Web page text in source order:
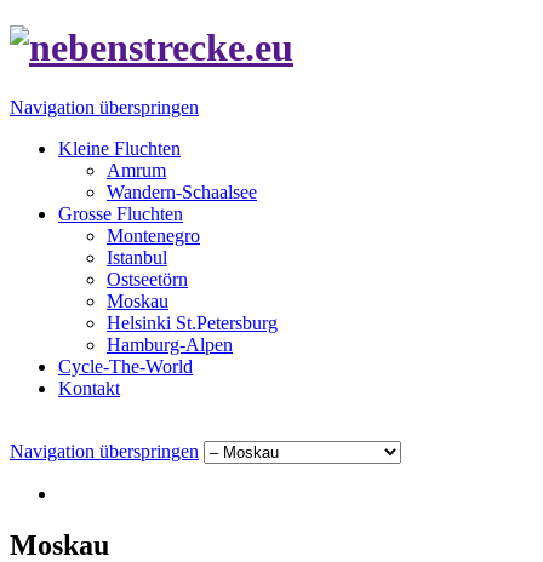
Navigation überspringen
Kleine Fluchten
Amrum
Wandern-Schaalsee
Grosse Fluchten
Montenegro
Istanbul
Ostseetörn
Moskau
Helsinki St.Petersburg
Hamburg-Alpen
Cycle-The-World
Kontakt
Navigation überspringen
Moskau